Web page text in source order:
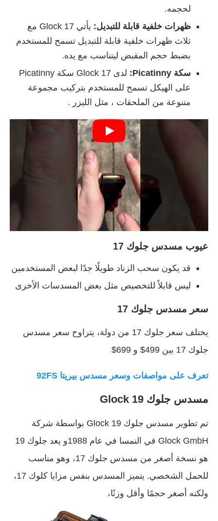
لحجمه.
ظهرات خلفية قابلة للتبديل:
يأتي Glock 17 مع
ثلاث ظهرات خلفية قابلة للتبديل تسمح للمستخدم
بضبط حجم المقبض ليتناسب مع يده.
سكة Picatinny:
لدى Glock 17 سكة Picatinny
على الهيكل تسمح للمستخدم بتركيب مجموعة
متنوعة من الملحقات ، مثل الليزر .
عيوب مسدس جلوك 17
قد يكون سحب الزناد طويلًا جدًا لبعض المستخدمين
ليس قابلاً للتخصيص مثل بعض المسدسات الأخرى
سعر مسدس جلوك 17
يختلف سعر جلوك 17 من دولة، يتراوح سعر مسدس
جلوك 17 بين 499$ و 699$
تعرف على مواصفات وسعر مسدس بيريتا 92FS
مسدس جلوك 19 Glock
تم تطوير مسدس جلوك 19 Glock بواسطة شركة
Glock GmbH في النمسا في عام 1988و يعد جلوك 19
هو نسخة أصغر من مسدس جلوك 17، وهو مناسب
للحمل الشخصي. يتميز المسدس بنفس مزايا كلوك 17،
ولكنه أصغر حجمًا وأقل وزنًا،